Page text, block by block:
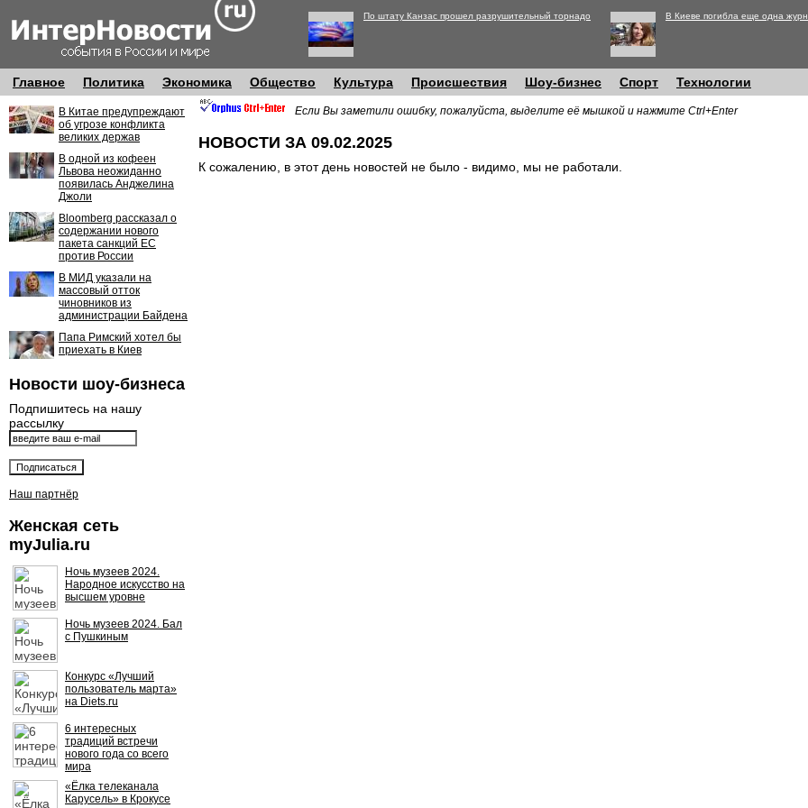
По штату Канзас прошел разрушительный торнадо В Киеве погибла еще одна
Главное Политика Экономика Общество Культура Происшествия Шоу-бизнес Спорт Технологии
В Китае предупреждают
об угрозе конфликта
великих держав
В одной из кофеен
Львова неожиданно
появилась Анджелина
Джоли
Bloomberg рассказал о
содержании нового
пакета санкций ЕС
против России
В МИД указали на
массовый отток
чиновников из
администрации Байдена
Папа Римский хотел бы
приехать в Киев
Новости шоу-бизнеса
Подпишитесь на нашу
рассылку
Наш партнёр
Женская сеть
myJulia.ru
Ночь музеев 2024.
Народное искусство на
высшем уровне
Ночь музеев 2024. Бал
с Пушкиным
Конкурс «Лучший
пользователь марта»
на Diets.ru
6 интересных
традиций встречи
нового года со всего
мира
«Ёлка телеканала
Карусель» в Крокусе
Если Вы заметили ошибку, пожалуйста, выделите её мышкой и нажмите Ctrl+Enter
НОВОСТИ ЗА 09.02.2025
К сожалению, в этот день новостей не было - видимо, мы не работали.